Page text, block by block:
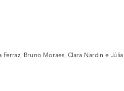
Bruno Moraes, Clara Nardin e Júlia